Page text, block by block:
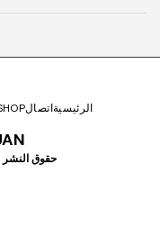
حقوق النشر © 2026 جميع الحقوق
الرئيسيةاتصال